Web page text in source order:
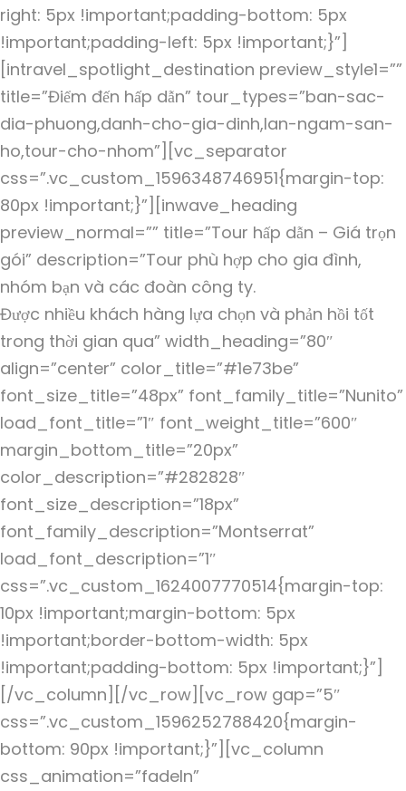
right: 5px !important;padding-bottom: 5px
!important;padding-left: 5px !important;}”]
[intravel_spotlight_destination preview_style1=””
title=”Điểm đến hấp dẫn” tour_types=”ban-sac-
dia-phuong,danh-cho-gia-dinh,lan-ngam-san-
ho,tour-cho-nhom”][vc_separator
css=”.vc_custom_1596348746951{margin-top:
80px !important;}”][inwave_heading
preview_normal=”” title=”Tour hấp dẫn – Giá trọn
gói” description=”Tour phù hợp cho gia đình,
nhóm bạn và các đoàn công ty.
Được nhiều khách hàng lựa chọn và phản hồi tốt
trong thời gian qua” width_heading=”80″
align=”center” color_title=”#1e73be”
font_size_title=”48px” font_family_title=”Nunito”
load_font_title=”1″ font_weight_title=”600″
margin_bottom_title=”20px”
color_description=”#282828″
font_size_description=”18px”
font_family_description=”Montserrat”
load_font_description=”1″
css=”.vc_custom_1624007770514{margin-top:
10px !important;margin-bottom: 5px
!important;border-bottom-width: 5px
!important;padding-bottom: 5px !important;}”]
[/vc_column][/vc_row][vc_row gap=”5″
css=”.vc_custom_1596252788420{margin-
bottom: 90px !important;}”][vc_column
css_animation=”fadeIn”